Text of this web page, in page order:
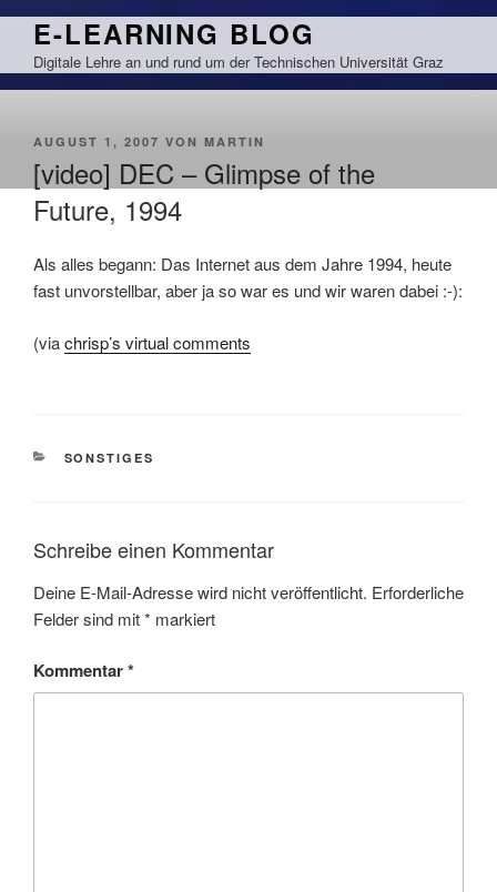
Zum
springen
E-LEARNING BLOG
Digitale Lehre an und rund um der Technischen Universität Graz
VERÖFFENTLICHT
AUGUST 1, 2007 VON MARTIN
[video] DEC – Glimpse of the
Future, 1994
Als alles begann: Das Internet aus dem Jahre 1994, heute
fast unvorstellbar, aber ja so war es und wir waren dabei :-):
(viachrisp’s virtual comments
KATEGORIEN
SONSTIGES
Schreibe einen Kommentar
Deine E-Mail-Adresse wird nicht veröffentlicht. Erforderliche
Felder sind mit* markiert
Kommentar*